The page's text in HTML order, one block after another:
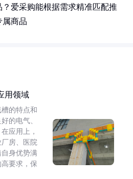
爱采购能根据需求精准匹配推
属商品
用领域
的特点和
的电气、
应用上，
房、医院
身优势满
要求，保